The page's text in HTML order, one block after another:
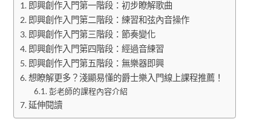
即興創作入門第一階段：初步瞭解歌曲
即興創作入門第二階段：練習和弦內音操作
即興創作入門第三階段：節奏變化
即興創作入門第四階段：經過音練習
即興創作入門第五階段：無樂器即興
想瞭解更多？淺顯易懂的爵士樂入門線上課程推薦！
彭老師的課程內容介紹
延伸閱讀